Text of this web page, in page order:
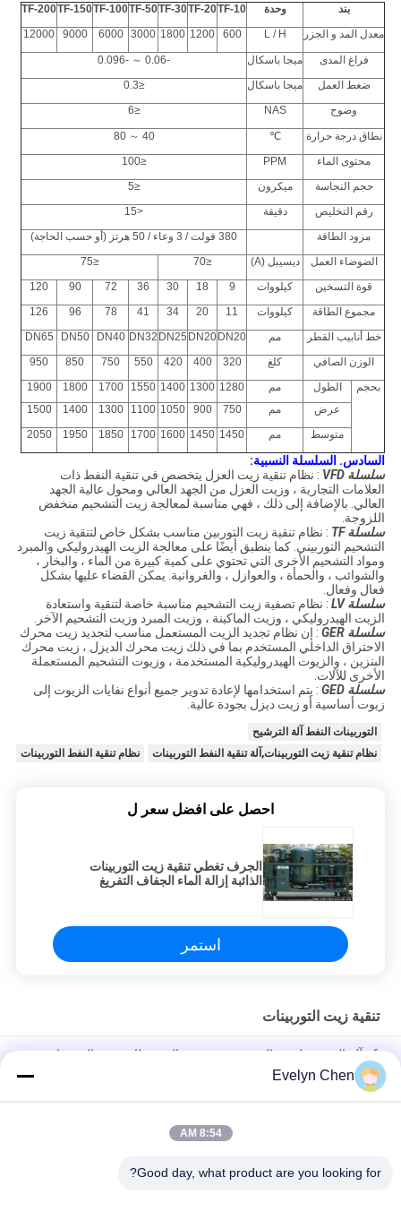
بند وحدة TF-10
TF-20
TF-30
TF-50
TF-100
TF-150
TF-200
معدل المد و الجزر
L / H
600
1200
1800
3000
6000
9000
12000
فراغ المدى ميجا باسكال
-0.06 ～ -0.096
ضغط العمل
ميجا باسكال
≤0.3
وضوح
NAS
≤6
نطاق درجة حرارة ℃
40 ～ 80
محتوى الماء
PPM
≤100
حجم النجاسة
ميكرون
≤5
رقم التخليص
دقيقة
<15
مزود الطاقة
380 فولت / 3 وعاء / 50 هرتز (أو حسب الحاجة)
الضوضاء العمل
ديسيبل (A) ≤70
≤75
قوة التسخين
كيلووات 9
18
30
36
72
90
120
مجموع الطاقة
كيلووات 11
20
34
41
78
96
126
خط أنابيب القطر
مم DN20
DN20
DN25
DN32
DN40
DN50
DN65
الوزن الصافي
كلغ 320
400
420
550
750
850
950
بحجم
الطول مم 1280
1300
1400
1550
1700
1800
1900
عرض
مم 750
900
1050
1100
1300
1400
1500
متوسط
مم 1450
1450
1600
1700
1850
1950
2050
السادس. السلسلة النسبية:
سلسلة VFD
: نظام تنقية زيت العزل يتخصص في تنقية النفط ذات
العلامات التجارية ، وزيت العزل من الجهد العالي ومحول عالية الجهد
العالي. بالإضافة إلى ذلك ، فهي مناسبة لمعالجة زيت التشحيم منخفض
اللزوجة.
سلسلة TF
: نظام تنقية زيت التوربين مناسب بشكل خاص لتنقية زيت
التشحيم التوربيني. كما ينطبق أيضًا على معالجة الزيت الهيدروليكي والمبرد
ومواد التشحيم الأخرى التي تحتوي على كمية كبيرة من الماء ، والبخار ،
والشوائب ، والحمأة ، والعوازل ، والغروانية. يمكن القضاء عليها بشكل
فعال وفعال.
سلسلة LV
: نظام تصفية زيت التشحيم مناسبة خاصة لتنقية واستعادة
الزيت الهيدروليكي ، وزيت الماكينة ، وزيت المبرد وزيت التشحيم الآخر.
سلسلة GER
: إن نظام تجديد الزيت المستعمل مناسب لتجديد زيت محرك
الاحتراق الداخلي المستخدم بما في ذلك زيت محرك الديزل ، زيت محرك
البنزين ، والزيوت الهيدروليكية المستخدمة ، وزيوت التشحيم المستعملة
الأخرى للآلات.
سلسلة GED
: يتم استخدامها لإعادة تدوير جميع أنواع نفايات الزيوت إلى
زيوت أساسية أو زيت ديزل بجودة عالية.
التوربينات النفط آلة الترشيح
نظام تنقية زيت التوربينات,آلة تنقية النفط التوربينات
نظام تنقية النفط التوربينات
احصل على افضل سعر ل
الجرف تغطي تنقية زيت التوربينات
الذائبة إزالة الماء الجفاف التفريغ
استمر
تنقية زيت التوربينات
6 - آلة الترشيح لزيت التوربين ذو درجة عالية ، نظام تفريغ التوربينات
عالية الدقة
إعادة تدوير النفط فراغ التوربينات نظام تجديد النفط عالية الأداء
Evelyn Chen
8:54 AM
Good day, what product are you looking for?